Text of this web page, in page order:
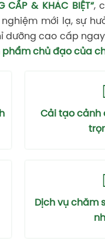
CẤP & KHÁC BIỆT“,
mới lạ, sự
dưỡng cao cấp
chủ đạo của
Cải tạo cảnh
Dịch vụ chăm